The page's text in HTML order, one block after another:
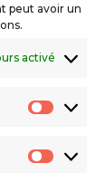
peut avoir un
activé